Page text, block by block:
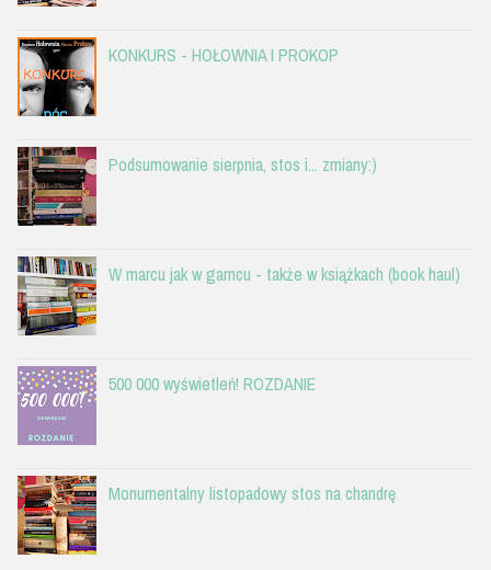
KONKURS - HOŁOWNIA I PROKOP
Podsumowanie sierpnia, stos i... zmiany:)
W marcu jak w garncu - także w książkach (book haul)
500 000 wyświetleń! ROZDANIE
Monumentalny listopadowy stos na chandrę